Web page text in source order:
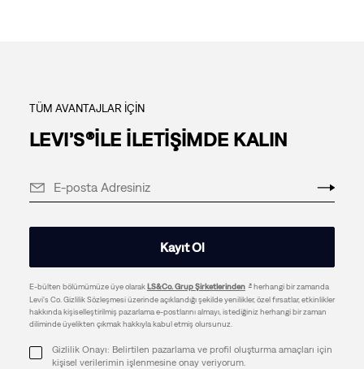
TÜM AVANTAJLAR İÇİN
LEVI’S®İLE İLETİŞİMDE KALIN
Kayıt Ol
E-bülten bölümümüze üye olarakLS&Co. Grup Şirketlerinden
herhangi bir zamanda
Levi's Co. Gizlilik Sözleşmesi üzerinde açıklandığı şekilde yenilikler, özel fırsatlar, etkinlikler
hakkında kişiselleştirilmiş pazarlama e-postlarını almayı, istediğiniz herhangi bir zaman
diliminde üyelikten çıkmak hakkıyla kabul etmiş olursunuz.
Gizlilik Onayı: Belirtilen pazarlama ve profil oluşturma amaçları için
kişisel verilerimin işlenmesine onay veriyorum.